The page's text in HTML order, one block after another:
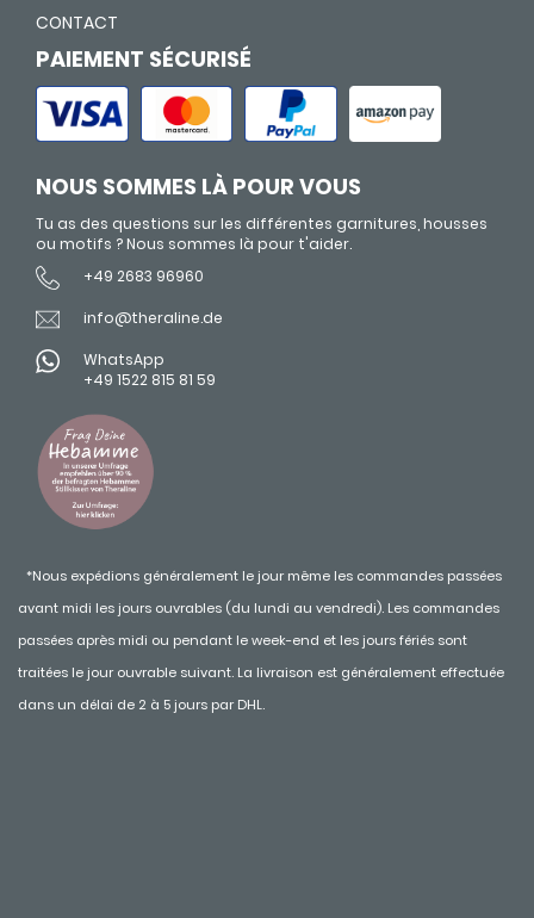
CONTACT
PAIEMENT SÉCURISÉ
NOUS SOMMES LÀ POUR VOUS
Tu as des questions sur les différentes garnitures, housses
ou motifs ? Nous sommes là pour t'aider.
+49 2683 96960
info@theraline.de
WhatsApp
+49 1522 815 81 59
*Nous expédions généralement le jour même les commandes passées
avant midi les jours ouvrables (du lundi au vendredi). Les commandes
passées après midi ou pendant le week-end et les jours fériés sont
traitées le jour ouvrable suivant. La livraison est généralement effectuée
dans un délai de 2 à 5 jours par DHL.